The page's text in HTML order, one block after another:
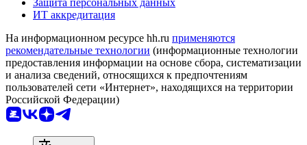
ИТ аккредитация
На информационном ресурсе hh.ru применяются
рекомендательные технологии (информационные технологии
предоставления информации на основе сбора, систематизации
и анализа сведений, относящихся к предпочтениям
пользователей сети «Интернет», находящихся на территории
Российской Федерации)